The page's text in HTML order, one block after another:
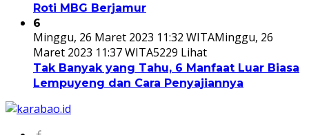
Roti MBG Berjamur
6
Minggu, 26 Maret 2023 11:32 WITAMinggu, 26
Maret 2023 11:37 WITA5229 Lihat
Tak Banyak yang Tahu, 6 Manfaat Luar Biasa
Lempuyeng dan Cara Penyajiannya